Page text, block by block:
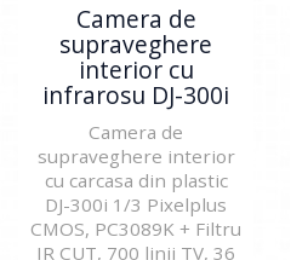
Camera de
supraveghere
interior cu
infrarosu DJ-300i
Camera de
supraveghere interior
cu carcasa din plastic
DJ-300i 1/3 Pixelplus
CMOS, PC3089K + Filtru
IR CUT, 700 linii TV, 36